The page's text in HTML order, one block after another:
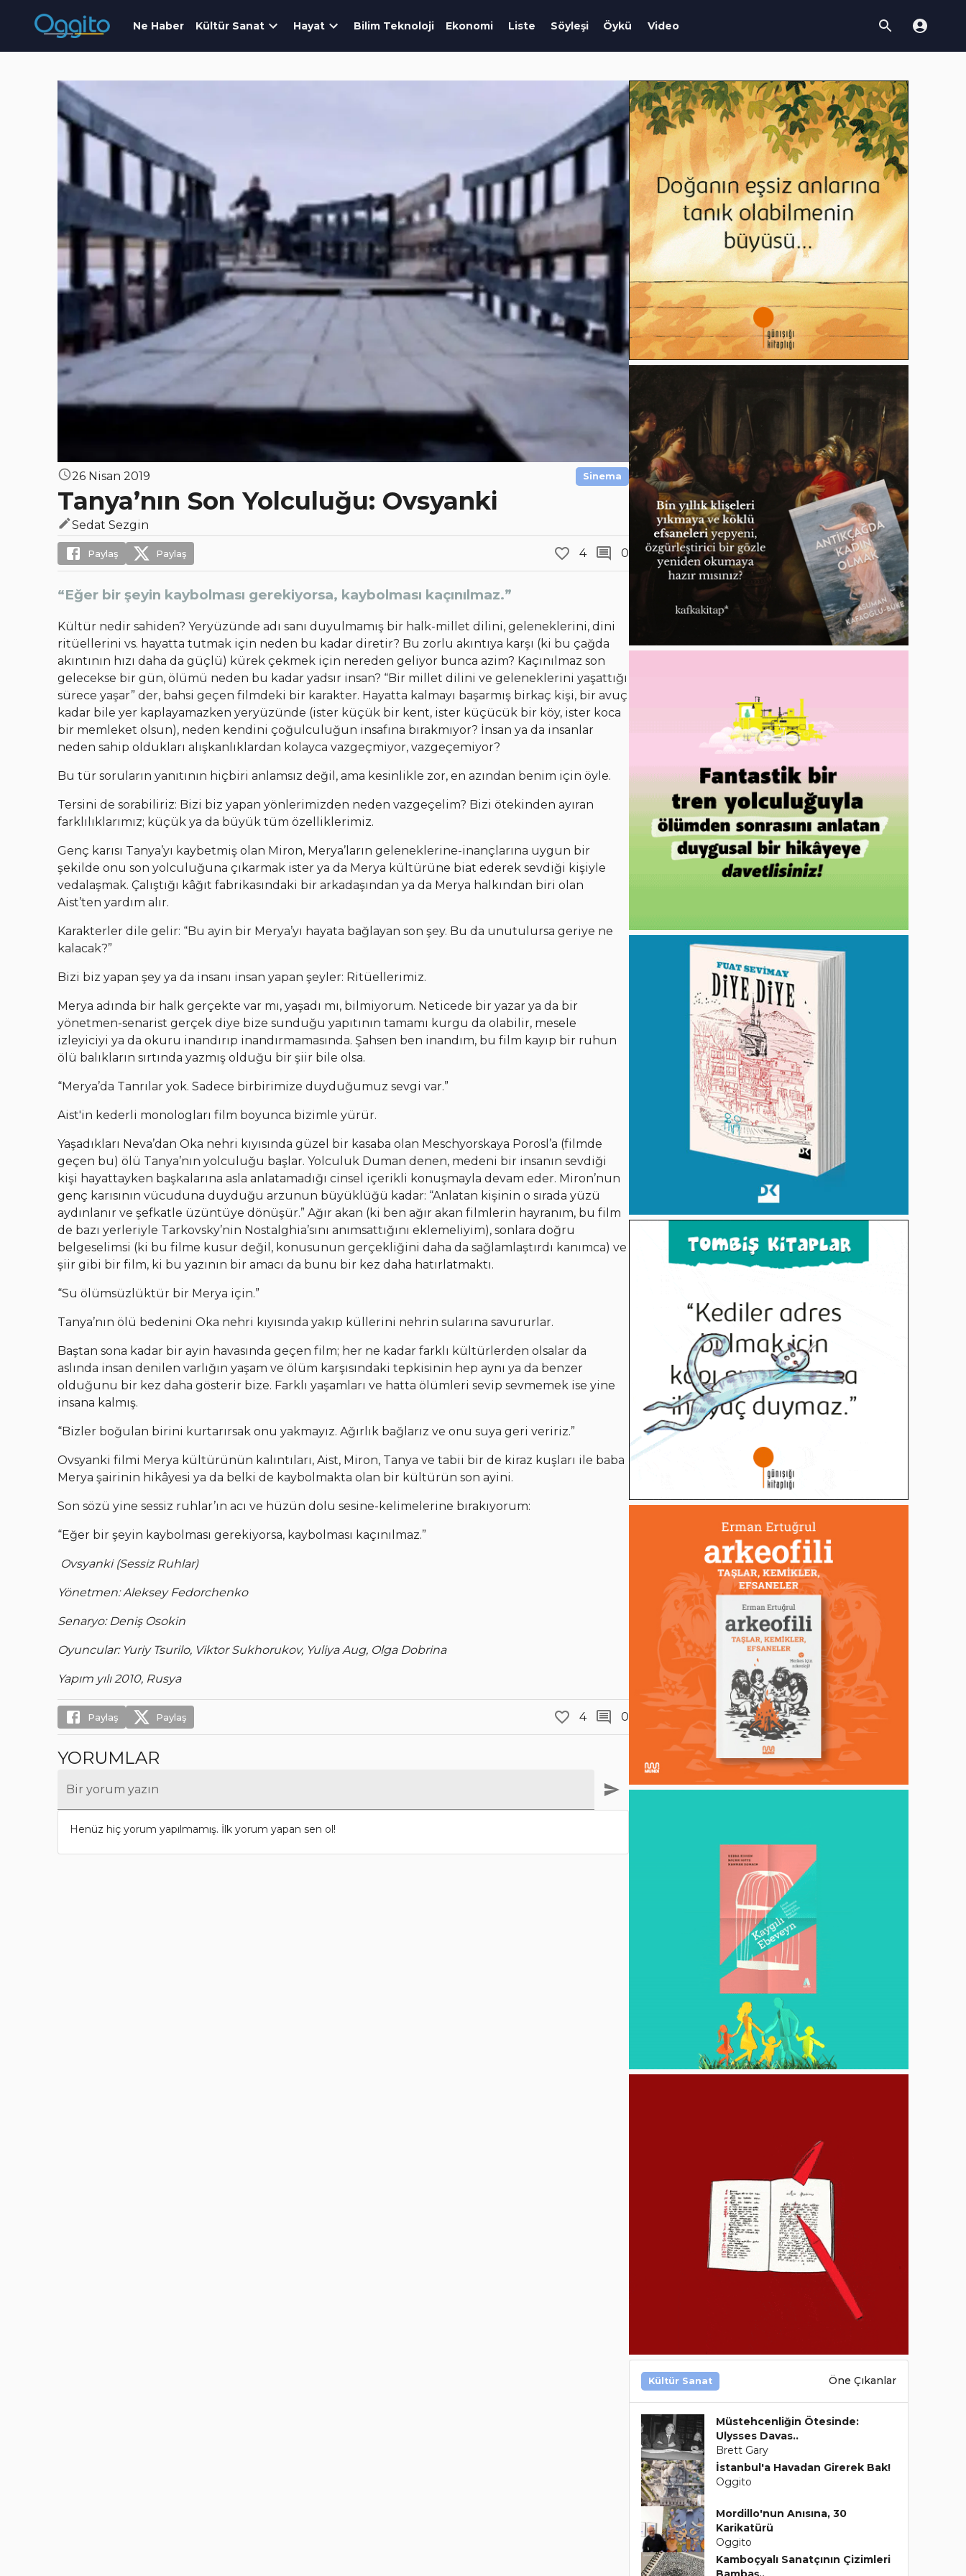
Ne Haber Kültür Sanat Hayat Bilim Teknoloji Ekonomi Liste Söyleşi Öykü Video
26 Nisan 2019 Sinema
Tanya’nın Son Yolculuğu: Ovsyanki
Sedat Sezgin
Paylaş Paylaş 4 0
“Eğer bir şeyin kaybolması gerekiyorsa, kaybolması kaçınılmaz.”
Kültür nedir sahiden? Yeryüzünde adı sanı duyulmamış bir halk-millet dilini, geleneklerini, dini
ritüellerini vs. hayatta tutmak için neden bu kadar diretir? Bu zorlu akıntıya karşı (ki bu çağda
akıntının hızı daha da güçlü) kürek çekmek için nereden geliyor bunca azim? Kaçınılmaz son
gelecekse bir gün, ölümü neden bu kadar yadsır insan? “Bir millet dilini ve geleneklerini yaşattığı
sürece yaşar” der, bahsi geçen filmdeki bir karakter. Hayatta kalmayı başarmış birkaç kişi, bir avuç
kadar bile yer kaplayamazken yeryüzünde (ister küçük bir kent, ister küçücük bir köy, ister koca
bir memleket olsun), neden kendini çoğulculuğun insafına bırakmıyor? İnsan ya da insanlar
neden sahip oldukları alışkanlıklardan kolayca vazgeçmiyor, vazgeçemiyor?
Bu tür soruların yanıtının hiçbiri anlamsız değil, ama kesinlikle zor, en azından benim için öyle.
Tersini de sorabiliriz: Bizi biz yapan yönlerimizden neden vazgeçelim? Bizi ötekinden ayıran
farklılıklarımız; küçük ya da büyük tüm özelliklerimiz.
Genç karısı Tanya’yı kaybetmiş olan Miron, Merya’ların geleneklerine-inançlarına uygun bir
şekilde onu son yolculuğuna çıkarmak ister ya da Merya kültürüne biat ederek sevdiği kişiyle
vedalaşmak. Çalıştığı kâğıt fabrikasındaki bir arkadaşından ya da Merya halkından biri olan
Aist’ten yardım alır.
Karakterler dile gelir: “Bu ayin bir Merya’yı hayata bağlayan son şey. Bu da unutulursa geriye ne
kalacak?”
Bizi biz yapan şey ya da insanı insan yapan şeyler: Ritüellerimiz.
Merya adında bir halk gerçekte var mı, yaşadı mı, bilmiyorum. Neticede bir yazar ya da bir
yönetmen-senarist gerçek diye bize sunduğu yapıtının tamamı kurgu da olabilir, mesele
izleyiciyi ya da okuru inandırıp inandırmamasında. Şahsen ben inandım, bu film kayıp bir ruhun
ölü balıkların sırtında yazmış olduğu bir şiir bile olsa.
“Merya’da Tanrılar yok. Sadece birbirimize duyduğumuz sevgi var.”
Aist'in kederli monologları film boyunca bizimle yürür.
Yaşadıkları Neva’dan Oka nehri kıyısında güzel bir kasaba olan Meschyorskaya Porosl’a (filmde
geçen bu) ölü Tanya’nın yolculuğu başlar. Yolculuk Duman denen, medeni bir insanın sevdiği
kişi hayattayken başkalarına asla anlatamadığı cinsel içerikli konuşmayla devam eder. Miron’nun
genç karısının vücuduna duyduğu arzunun büyüklüğü kadar: “Anlatan kişinin o sırada yüzü
aydınlanır ve şefkatle üzüntüye dönüşür.” Ağır akan (ki ben ağır akan filmlerin hayranım, bu film
de bazı yerleriyle Tarkovsky’nin Nostalghia’sını anımsattığını eklemeliyim), sonlara doğru
belgeselimsi (ki bu filme kusur değil, konusunun gerçekliğini daha da sağlamlaştırdı kanımca) ve
şiir gibi bir film, ki bu yazının bir amacı da bunu bir kez daha hatırlatmaktı.
“Su ölümsüzlüktür bir Merya için.”
Tanya’nın ölü bedenini Oka nehri kıyısında yakıp küllerini nehrin sularına savururlar.
Baştan sona kadar bir ayin havasında geçen film; her ne kadar farklı kültürlerden olsalar da
aslında insan denilen varlığın yaşam ve ölüm karşısındaki tepkisinin hep aynı ya da benzer
olduğunu bir kez daha gösterir bize. Farklı yaşamları ve hatta ölümleri sevip sevmemek ise yine
insana kalmış.
“Bizler boğulan birini kurtarırsak onu yakmayız. Ağırlık bağlarız ve onu suya geri veririz.”
Ovsyanki filmi Merya kültürünün kalıntıları, Aist, Miron, Tanya ve tabii bir de kiraz kuşları ile baba
Merya şairinin hikâyesi ya da belki de kaybolmakta olan bir kültürün son ayini.
Son sözü yine sessiz ruhlar’ın acı ve hüzün dolu sesine-kelimelerine bırakıyorum:
“Eğer bir şeyin kaybolması gerekiyorsa, kaybolması kaçınılmaz.”
Ovsyanki (Sessiz Ruhlar)
Yönetmen: Aleksey Fedorchenko
Senaryo: Deniş Osokin
Oyuncular: Yuriy Tsurilo, Viktor Sukhorukov, Yuliya Aug, Olga Dobrina
Yapım yılı 2010, Rusya
Paylaş Paylaş 4 0
YORUMLAR
Bir yorum yazın
Henüz hiç yorum yapılmamış. İlk yorum yapan sen ol!
Kültür Sanat Öne Çıkanlar
Müstehcenliğin Ötesinde:
Ulysses Davas..
Brett Gary
İstanbul'a Havadan Girerek Bak!
Oggito
Mordillo'nun Anısına, 30
Karikatürü
Oggito
Kamboçyalı Sanatçının Çizimleri